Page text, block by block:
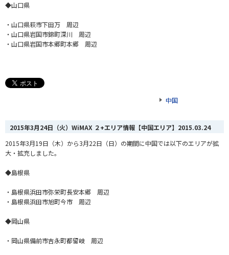
◆山口県
・山口県萩市下田万 周辺
・山口県岩国市錦町深川 周辺
・山口県岩国市本郷町本郷 周辺
中国
2015年3月24日（火）WiMAX ２+エリア情報【中国エリア】 2015.03.24
2015年3月19日（木）から3月22日（日）の期間に中国では以下のエリアが拡
大・拡充しました。
◆島根県
・島根県浜田市弥栄町長安本郷 周辺
・島根県浜田市旭町今市 周辺
◆岡山県
・岡山県備前市吉永町都留岐 周辺